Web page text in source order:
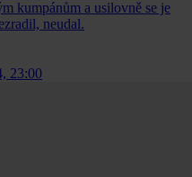
kumpánům a usilovně se je
neudal.
23:00